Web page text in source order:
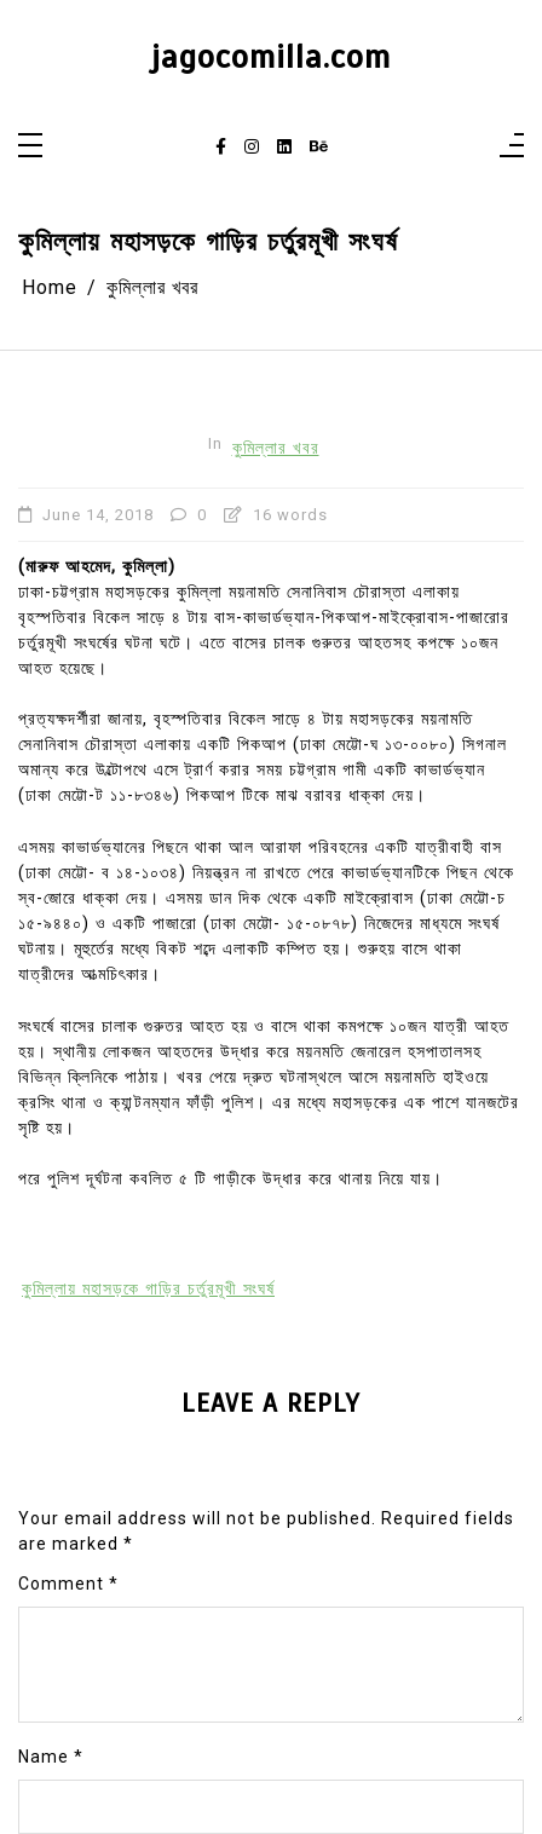
jagocomilla.com
কুমিল্লায় মহাসড়কে গাড়ির চর্তুরমূখী সংঘর্ষ
Home কুমিল্লার খবর
In কুমিল্লার খবর
June 14, 2018 0 16 words
(মারুফ আহমেদ, কুমিল্লা)
ঢাকা-চট্টগ্রাম মহাসড়কের কুমিল্লা ময়নামতি সেনানিবাস চৌরাস্তা এলাকায়
বৃহস্পতিবার বিকেল সাড়ে ৪ টায় বাস-কাভার্ডভ্যান-পিকআপ-মাইক্রোবাস-পাজারোর
চর্তুরমূখী সংঘর্ষের ঘটনা ঘটে। এতে বাসের চালক গুরুতর আহতসহ কপক্ষে ১০জন
আহত হয়েছে।
প্রত্যক্ষদর্শীরা জানায়, বৃহস্পতিবার বিকেল সাড়ে ৪ টায় মহাসড়কের ময়নামতি
সেনানিবাস চৌরাস্তা এলাকায় একটি পিকআপ (ঢাকা মেট্টো-ঘ ১৩-০০৮০) সিগনাল
অমান্য করে উল্টোপথে এসে ট্রার্ণ করার সময় চট্টগ্রাম গামী একটি কাভার্ডভ্যান
(ঢাকা মেট্টো-ট ১১-৮৩৪৬) পিকআপ টিকে মাঝ বরাবর ধাক্কা দেয়।
এসময় কাভার্ডভ্যানের পিছনে থাকা আল আরাফা পরিবহনের একটি যাত্রীবাহী বাস
(ঢাকা মেট্টো- ব ১৪-১০৩৪) নিয়ন্ত্রন না রাখতে পেরে কাভার্ডভ্যানটিকে পিছন থেকে
স্ব-জোরে ধাক্কা দেয়। এসময় ডান দিক থেকে একটি মাইক্রোবাস (ঢাকা মেট্টো-চ
১৫-৯৪৪০) ও একটি পাজারো (ঢাকা মেট্টো- ১৫-০৮৭৮) নিজেদের মাধ্যমে সংঘর্ষ
ঘটনায়। মূহুর্তের মধ্যে বিকট শব্দে এলাকটি কম্পিত হয়। শুরুহয় বাসে থাকা
যাত্রীদের আত্মচিৎকার।
সংঘর্ষে বাসের চালাক গুরুতর আহত হয় ও বাসে থাকা কমপক্ষে ১০জন যাত্রী আহত
হয়। স্থানীয় লোকজন আহতদের উদ্ধার করে ময়নমতি জেনারেল হসপাতালসহ
বিভিন্ন ক্লিনিকে পাঠায়। খবর পেয়ে দ্রুত ঘটনাস্থলে আসে ময়নামতি হাইওয়ে
ক্রসিং থানা ও ক্যান্টনম্যান ফাঁড়ী পুলিশ। এর মধ্যে মহাসড়কের এক পাশে যানজটের
সৃষ্টি হয়।
পরে পুলিশ দূর্ঘটনা কবলিত ৫ টি গাড়ীকে উদ্ধার করে থানায় নিয়ে যায়।
কুমিল্লায় মহাসড়কে গাড়ির চর্তুরমূখী সংঘর্ষ
LEAVE A REPLY
Your email address will not be published.
Required fields
are marked *
Comment *
Name *